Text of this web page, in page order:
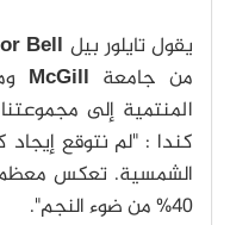
يقول تايلور بيل Bell
من جامعة
المنتمية إلى
كندا : "لم نتوقع
الشمسية. تعكس معظم
40% من ضوء النجم".